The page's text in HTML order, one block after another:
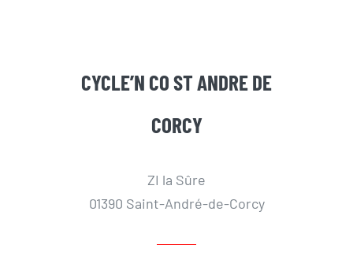
CYCLE’N CO ST ANDRE DE
CORCY
ZI la Sûre
01390 Saint-André-de-Corcy